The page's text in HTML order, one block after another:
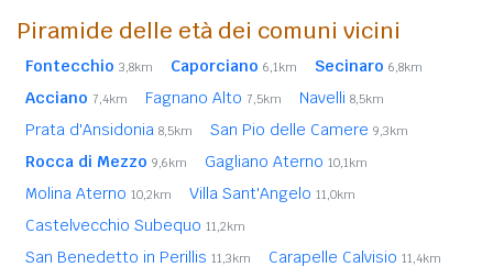
Piramide delle età dei comuni vicini
Fontecchio 3,8km Caporciano 6,1km Secinaro 6,8km
Acciano 7,4km Fagnano Alto 7,5km Navelli 8,5km
Prata d'Ansidonia 8,5km San Pio delle Camere 9,3km
Rocca di Mezzo 9,6km Gagliano Aterno 10,1km
Molina Aterno 10,2km Villa Sant'Angelo 11,0km
Castelvecchio Subequo 11,2km
San Benedetto in Perillis 11,3km Carapelle Calvisio 11,4km